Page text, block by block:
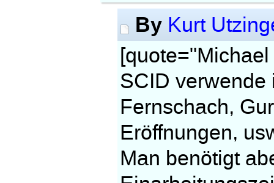
By Kurt
SCID verwende
Fernschach,
Eröffnungen,
Man benötigt